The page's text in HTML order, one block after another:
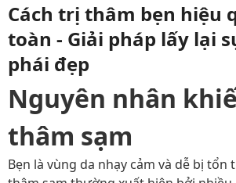
Cách trị thâm bẹn hiệu
toàn - Giải pháp lấy lại
phái đẹp
Nguyên nhân
thâm sạm
Bẹn là vùng da nhạy cảm và dễ bị